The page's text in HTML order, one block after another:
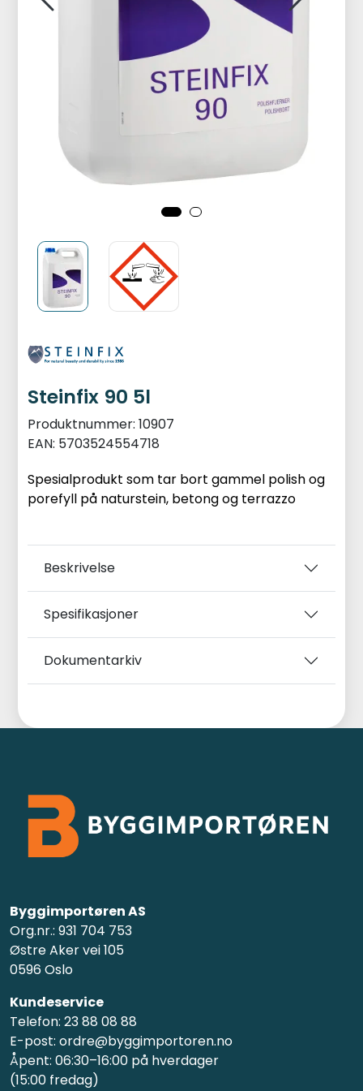
Steinfix 90 5l
Produktnummer: 10907
EAN: 5703524554718
Spesialprodukt som tar bort gammel polish og
porefyll på naturstein, betong og terrazzo
Beskrivelse
Spesifikasjoner
Dokumentarkiv
Byggimportøren AS
Org.nr.: 931 704 753
Østre Aker vei 105
0596 Oslo
Kundeservice
Telefon: 23 88 08 88
E-post: ordre@byggimportoren.no
Åpent: 06:30–16:00 på hverdager
(15:00 fredag)